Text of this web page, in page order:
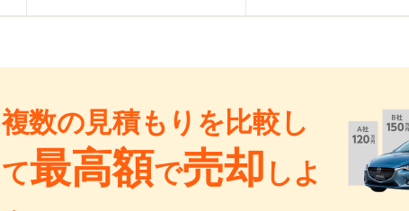
複数の見積もりを比較し
て最高額で売却 しよ